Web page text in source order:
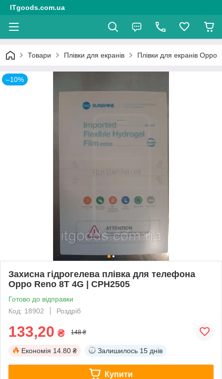
ITgoods.com.ua
Товари Плівки для екранів Плівки для екранів Oppo
–10%
Захисна гідрогелева плівка для телефона
Oppo Reno 8T 4G | CPH2505
Готово до відправки
Код: 18902
Роздріб
133,20 ₴ 148 ₴
Економія 14.80 ₴ Залишилось 15 днів
Купити